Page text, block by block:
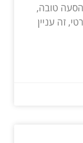
טובה,
זה עניין